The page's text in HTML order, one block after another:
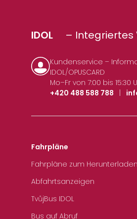
IDOL – Integriertes
Kundenservice –
IDOL/OPUSCARD
Mo–Fr von 7:00 bis 15:30
+420 488 588 788
|
Fahrpläne
Fahrpläne zum Herunterladen
Abfahrtsanzeigen
TvůjBus IDOL
Bus auf Abruf